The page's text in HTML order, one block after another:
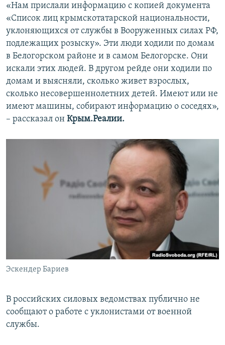
«Нам прислали информацию с копией документа
«Список лиц крымскотатарской национальности,
уклоняющихся от службы в Вооруженных силах РФ,
подлежащих розыску». Эти люди ходили по домам
в Белогорском районе и в самом Белогорске. Они
искали этих людей. В другом рейде они ходили по
домам и выясняли, сколько живет взрослых,
сколько несовершеннолетних детей. Имеют или не
имеют машины, собирают информацию о соседях»,
– рассказал он Крым.Реалии.
Эскендер Бариев
В российских силовых ведомствах публично не
сообщают о работе с уклонистами от военной
службы.